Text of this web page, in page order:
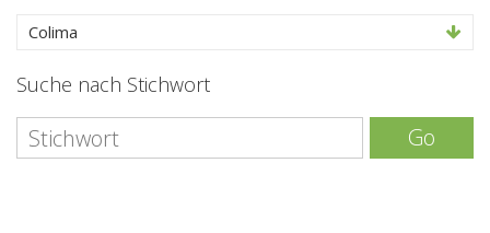
Colima
Suche nach Stichwort
Go